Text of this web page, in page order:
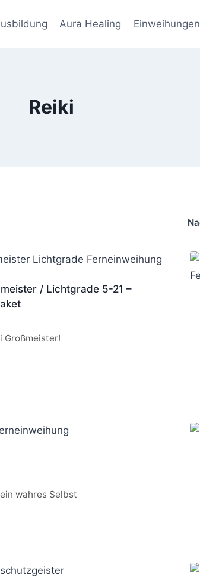
Aura Healing Einweihungen
Reiki
/ Lichtgrade 5-21 –
Großmeister!
wahres Selbst